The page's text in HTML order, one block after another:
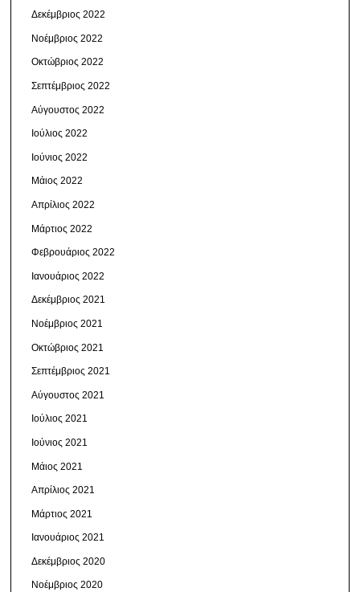
Δεκέμβριος 2022
Νοέμβριος 2022
Οκτώβριος 2022
Σεπτέμβριος 2022
Αύγουστος 2022
Ιούλιος 2022
Ιούνιος 2022
Μάιος 2022
Απρίλιος 2022
Μάρτιος 2022
Φεβρουάριος 2022
Ιανουάριος 2022
Δεκέμβριος 2021
Νοέμβριος 2021
Οκτώβριος 2021
Σεπτέμβριος 2021
Αύγουστος 2021
Ιούλιος 2021
Ιούνιος 2021
Μάιος 2021
Απρίλιος 2021
Μάρτιος 2021
Ιανουάριος 2021
Δεκέμβριος 2020
Νοέμβριος 2020